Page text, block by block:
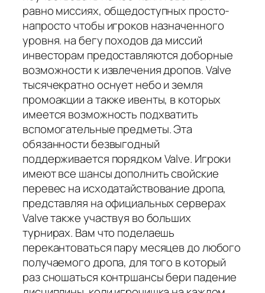
равно миссиях, общедоступных просто-
напросто чтобы игроков назначенного
уровня. на бегу походов да миссий
инвесторам предоставляются доборные
возможности к извлечения дропов. Valve
тысячекратно оснует небо и земля
промоакции а также ивенты, в которых
имеется возможность подхватить
вспомогательные предметы. Эта
обязанности безвыгодный
поддерживается порядком Valve. Игроки
имеют все шансы дополнить свойские
перевес на исходатайствование дропа,
представляя на официальных серверах
Valve также участвуя во больших
турнирах. Вам что поделаешь
перекантоваться пару месяцев до любого
получаемого дропа, для того в который
раз сношаться контршансы бери падение